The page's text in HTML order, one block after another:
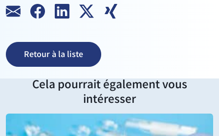
Retour à la liste
Cela pourrait également vous
intéresser